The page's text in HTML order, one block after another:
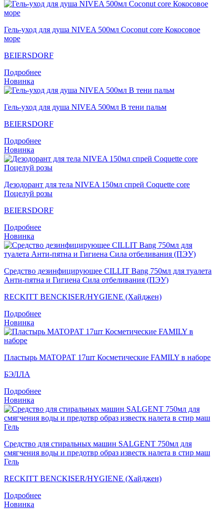
Гель-уход для душа NIVEA 500мл Coconut core Кокосовое
море
BEIERSDORF
Подробнее
Новинка
Гель-уход для душа NIVEA 500мл В тени пальм
BEIERSDORF
Подробнее
Новинка
Дезодорант для тела NIVEA 150мл спрей Coquette core
Поцелуй розы
BEIERSDORF
Подробнее
Новинка
Средство дезинфицирующее CILLIT Bang 750мл для туалета
Анти-пятна и Гигиена Сила отбеливания (ПЭУ)
RECKITT BENCKISER/HYGIENE (Хайджен)
Подробнее
Новинка
Пластырь MATOPAT 17шт Косметические FAMILY в наборе
БЭЛЛА
Подробнее
Новинка
Средство для стиральных машин SALGENT 750мл для
смягчения воды и предотвр образ известк налета в стир маш
Гель
RECKITT BENCKISER/HYGIENE (Хайджен)
Подробнее
Новинка